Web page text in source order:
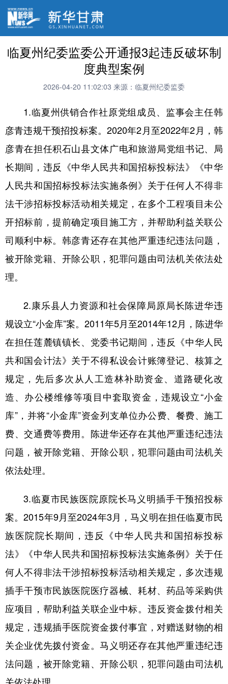
临夏州纪委监委公开通报3起违反破坏制
度典型案例
2026-04-20 11:02:03 来源：临夏州纪委监委
1.临夏州供销合作社原党组成员、监事会主任韩
彦青违规干预招投标案。2020年2月至2022年2月，韩
彦青在担任积石山县文体广电和旅游局党组书记、局
长期间，违反《中华人民共和国招标投标法》《中华
人民共和国招标投标法实施条例》关于任何人不得非
法干涉招标投标活动相关规定，在多个工程项目未公
开招标前，提前确定项目施工方，并帮助利益关联公
司顺利中标。韩彦青还存在其他严重违纪违法问题，
被开除党籍、开除公职，犯罪问题由司法机关依法处
理。
2.康乐县人力资源和社会保障局原局长陈进华违
规设立“小金库”案。2011年5月至2014年12月，陈进华
在担任莲麓镇镇长、党委书记期间，违反《中华人民
共和国会计法》关于不得私设会计账簿登记、核算之
规定，先后多次从人工造林补助资金、道路硬化改
造、办公楼维修等项目中套取资金，违规设立“小金
库”，并将“小金库”资金列支单位办公费、餐费、施工
费、交通费等费用。陈进华还存在其他严重违纪违法
问题，被开除党籍、开除公职，犯罪问题由司法机关
依法处理。
3.临夏市民族医院原院长马义明插手干预招投标
案。2015年9月至2024年3月，马义明在担任临夏市民
族医院院长期间，违反《中华人民共和国招标投标
法》《中华人民共和国招标投标法实施条例》关于任
何人不得非法干涉招标投标活动相关规定，多次违规
插手干预市民族医院医疗器械、耗材、药品等采购供
应项目，帮助利益关联企业中标。违反资金拨付相关
规定，违规插手医院资金拨付事宜，对赠送财物的相
关企业优先拨付资金。马义明还存在其他严重违纪违
法问题，被开除党籍、开除公职，犯罪问题由司法机
关依法处理。